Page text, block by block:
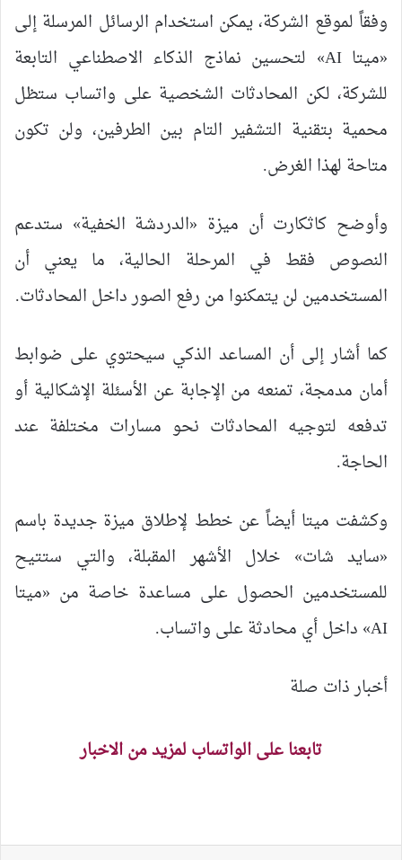
وفقاً لموقع الشركة، يمكن استخدام الرسائل المرسلة إلى
«ميتا AI» لتحسين نماذج الذكاء الاصطناعي التابعة
للشركة، لكن المحادثات الشخصية على واتساب ستظل
محمية بتقنية التشفير التام بين الطرفين، ولن تكون
متاحة لهذا الغرض.
وأوضح كاثكارت أن ميزة «الدردشة الخفية» ستدعم
النصوص فقط في المرحلة الحالية، ما يعني أن
المستخدمين لن يتمكنوا من رفع الصور داخل المحادثات.
كما أشار إلى أن المساعد الذكي سيحتوي على ضوابط
أمان مدمجة، تمنعه من الإجابة عن الأسئلة الإشكالية أو
تدفعه لتوجيه المحادثات نحو مسارات مختلفة عند
الحاجة.
وكشفت ميتا أيضاً عن خطط لإطلاق ميزة جديدة باسم
«سايد شات» خلال الأشهر المقبلة، والتي ستتيح
للمستخدمين الحصول على مساعدة خاصة من «ميتا
AI» داخل أي محادثة على واتساب.
أخبار ذات صلة
تابعنا على الواتساب لمزيد من الاخبار